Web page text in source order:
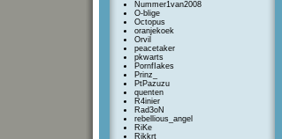
Nummer1van2008
O-blige
Octopus
oranjekoek
Orvil
peacetaker
pkwarts
PornfIakes
Prinz_
PtPazuzu
quenten
R4inier
Rad3oN
rebellious_angel
RiKe
Rikkrt